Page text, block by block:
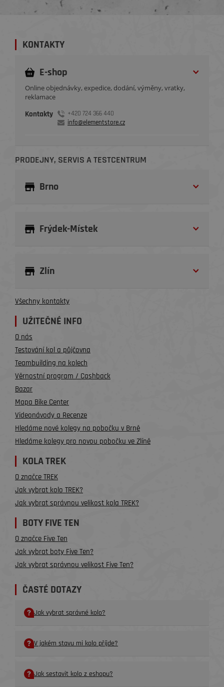
KONTAKTY
E-shop
Online objednávky, expedice, dodání, výměny, vratky,
reklamace
Kontakty
+420 724 366 440
info@elementstore.cz
PRODEJNY, SERVIS A TESTCENTRUM
Brno
Frýdek-Místek
Zlín
Všechny kontakty
UŽITEČNÉ INFO
O nás
Testování kol a půjčovna
Teambuilding na kolech
Věrnostní program / Cashback
Bazar
Mapa Bike Center
Videonávody a Recenze
Hledáme nové kolegy na pobočku v Brně
Hledáme kolegy pro novou pobočku ve Zlíně
KOLA TREK
O značce TREK
Jak vybrat kolo TREK?
Jak vybrat správnou velikost kola TREK?
BOTY FIVE TEN
O značce Five Ten
Jak vybrat boty Five Ten?
Jak vybrat správnou velikost Five Ten?
ČASTÉ DOTAZY
Jak vybrat správné kolo?
V jakém stavu mi kolo příjde?
Jak sestavit kolo z eshopu?